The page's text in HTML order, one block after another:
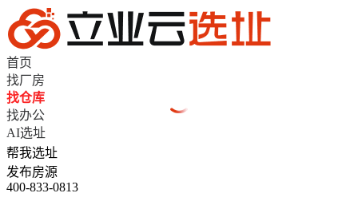
首页
找厂房
找仓库
找办公
AI选址
帮我选址
发布房源
400-833-0813